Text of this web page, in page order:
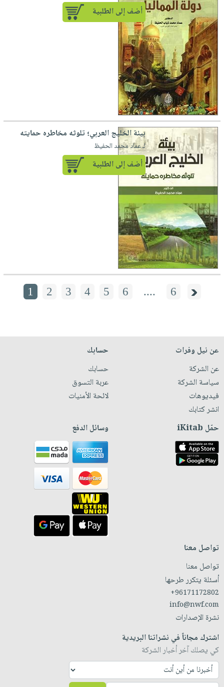
أضف إلى الطلبية
بيئة الخليج العربي؛ تلوثه مخاطره حمايته
لـ عماد محمد الحفيظ
أضف إلى الطلبية
1 2 3 4 5 6 .... 6
عن نيل وفرات
عن الشركة
سياسة الشركة
فيديوهات
انشر كتابك
حسابك
حسابك
عربة التسوق
لائحة الأمنيات
حمّل iKitab وسائل الدفع
تواصل معنا
تواصل معنا
أسئلة يتكرر طرحها
+96171172802
info@nwf.com
نشرة الإصدارات
اشترك مجاناً في نشراتنا البريدية
كي يصلك آخر أخبار الشركة